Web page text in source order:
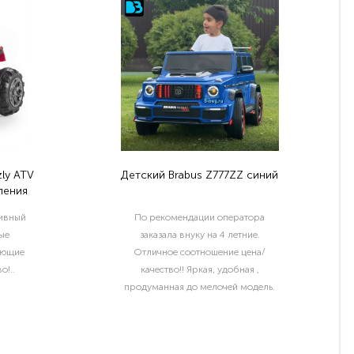
ATV
Детский Brabus Z777ZZ синий
По рекомендации оператора
заказала внуку на 4 летние.
Отличное соотношение цена/
качество!! Яркая, удобная ,
продуманная до мелочей модель.